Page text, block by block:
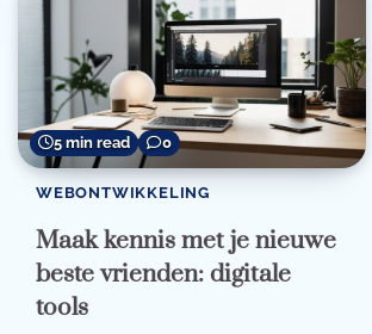
5 min read 0
WEBONTWIKKELING
Maak kennis met je nieuwe
beste vrienden: digitale
tools